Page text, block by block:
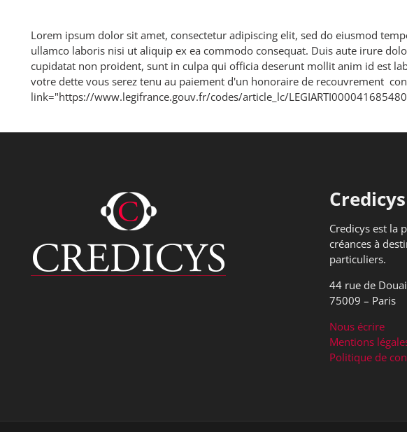
Lorem ipsum dolor sit amet, consectetur adipiscing elit, sed do eiusmod
ullamco laboris nisi ut aliquip ex ea commodo consequat. Duis aute irure
cupidatat non proident, sunt in culpa qui officia deserunt mollit anim id est
votre dette vous serez tenu au paiement d'un honoraire de recouvrement
link="https://www.legifrance.gouv.fr/codes/article_lc/
Credicys
Credicys est la
créances à
particuliers.
44 rue de Douai
75009 – Paris
Nous écrire
Mentions
Politique de